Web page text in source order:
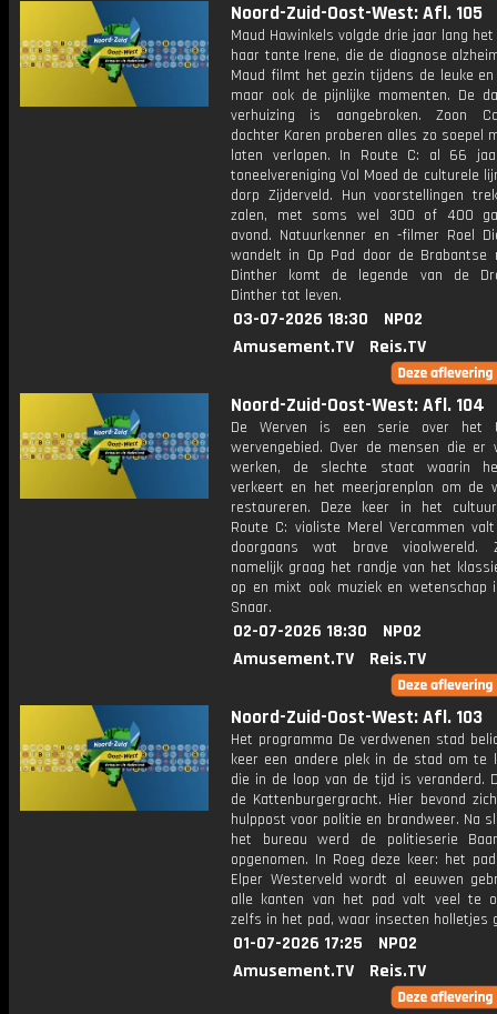
Noord-Zuid-Oost-West: Afl. 105
Maud Hawinkels volgde drie jaar lang
haar tante Irene, die de diagnose
Maud filmt het gezin tijdens de leuke en
maar ook de pijnlijke momenten. De
verhuizing is aangebroken. Zoon
dochter Karen proberen alles zo soepel
laten verlopen. In Route C: al 66
toneelvereniging Vol Moed de culturele
dorp Zijderveld. Hun voorstellingen
zalen, met soms wel 300 of 400
avond. Natuurkenner en -filmer Roel
wandelt in Op Pad door de Brabantse
Dinther komt de legende van de
Dinther tot leven.
03-07-2026 18:30
NPO2
Amusement.TV
Reis.TV
Noord-Zuid-Oost-West: Afl. 104
De Werven is een serie over het
wervengebied. Over de mensen die er
werken, de slechte staat waarin
verkeert en het meerjarenplan om de
restaureren. Deze keer in het
Route C: violiste Merel Vercammen
doorgaans wat brave vioolwereld.
namelijk graag het randje van het
op en mixt ook muziek en wetenschap
Snaar.
02-07-2026 18:30
NPO2
Amusement.TV
Reis.TV
Noord-Zuid-Oost-West: Afl. 103
Het programma De verdwenen stad
keer een andere plek in de stad om te
die in de loop van de tijd is veranderd.
de Kattenburgergracht. Hier bevond
hulppost voor politie en brandweer. Na
het bureau werd de politieserie
opgenomen. In Roeg deze keer: het
Elper Westerveld wordt al eeuwen
alle kanten van het pad valt veel te
zelfs in het pad, waar insecten holletjes
01-07-2026 17:25
NPO2
Amusement.TV
Reis.TV